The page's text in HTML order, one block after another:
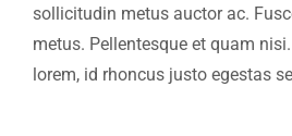
sollicitudin metus auctor ac.
metus. Pellentesque et quam
lorem, id rhoncus justo egestas